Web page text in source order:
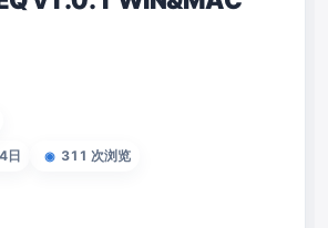
日 ◉ 311 次浏览